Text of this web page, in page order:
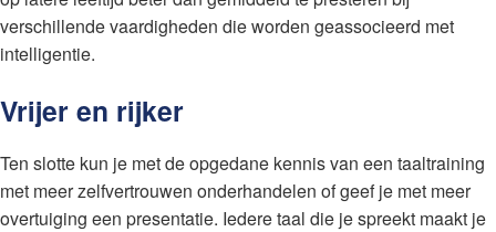
verschillende vaardigheden die worden geassocieerd met
intelligentie.
Vrijer en rijker
Ten slotte kun je met de opgedane kennis van een taaltraining
met meer zelfvertrouwen onderhandelen of geef je met meer
overtuiging een presentatie. Iedere taal die je spreekt maakt je